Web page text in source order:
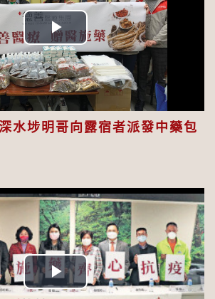
Play
Video
水埗明哥向露宿者派發中藥包
Play